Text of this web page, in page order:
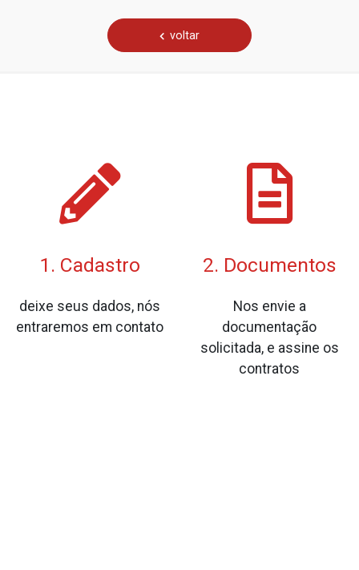
voltar
1. Cadastro
deixe seus dados, nós
entraremos em contato
2. Documentos
Nos envie a
documentação
solicitada, e assine os
contratos